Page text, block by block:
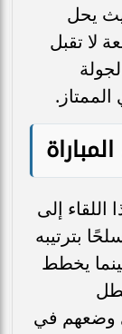
يحل
لا تقبل
إلى
بترتيبه
40 نقطة، بينما يخطط
وضعهم في